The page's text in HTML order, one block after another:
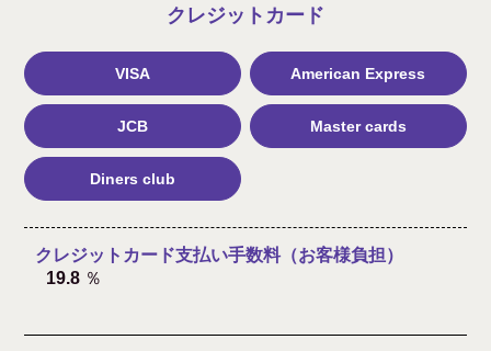
クレジット カード
VISA American Express
JCB Master cards
Diners club
クレジットカード支払い手数料（お客様負担）
19.8